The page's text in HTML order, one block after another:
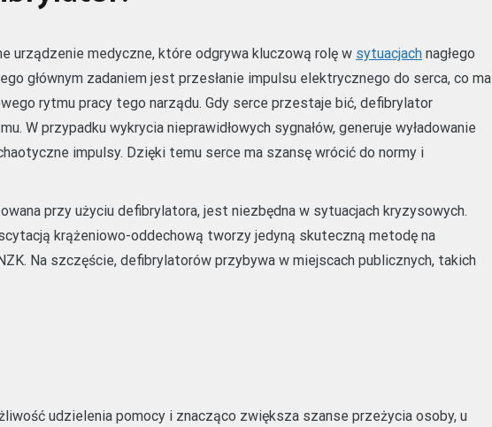
urządzenie medyczne, które odgrywa kluczową rolę w sytuacjach nagłego
głównym zadaniem jest przesłanie impulsu elektrycznego do serca, co ma
rytmu pracy tego narządu. Gdy serce przestaje bić, defibrylator
W przypadku wykrycia nieprawidłowych sygnałów, generuje wyładowanie
impulsy. Dzięki temu serce ma szansę wrócić do normy i
przy użyciu defibrylatora, jest niezbędna w sytuacjach kryzysowych.
krążeniowo-oddechową tworzy jedyną skuteczną metodę na
Na szczęście, defibrylatorów przybywa w miejscach publicznych, takich
udzielenia pomocy i znacząco zwiększa szanse przeżycia osoby, u